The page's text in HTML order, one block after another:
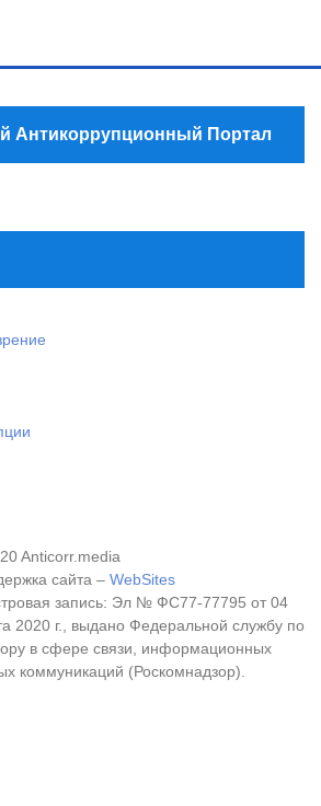
Антикоррупционный Портал
Anticorr.media
сайта – WebSites
запись: Эл № ФС77-77795 от 04
2020 г., выдано Федеральной службу по
в сфере связи, информационных
коммуникаций (Роскомнадзор).